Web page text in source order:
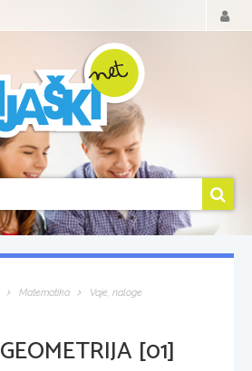
Matematika
Vaje, naloge
GEOMETRIJA [01]